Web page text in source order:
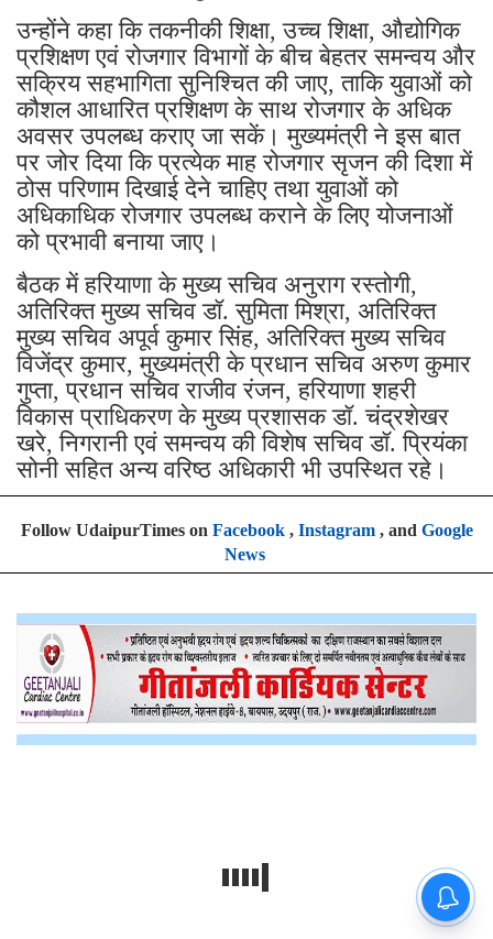
उन्होंने कहा कि तकनीकी शिक्षा, उच्च शिक्षा, औद्योगिक
प्रशिक्षण एवं रोजगार विभागों के बीच बेहतर समन्वय और
सक्रिय सहभागिता सुनिश्चित की जाए, ताकि युवाओं को
कौशल आधारित प्रशिक्षण के साथ रोजगार के अधिक
अवसर उपलब्ध कराए जा सकें। मुख्यमंत्री ने इस बात
पर जोर दिया कि प्रत्येक माह रोजगार सृजन की दिशा में
ठोस परिणाम दिखाई देने चाहिए तथा युवाओं को
अधिकाधिक रोजगार उपलब्ध कराने के लिए योजनाओं
को प्रभावी बनाया जाए।
बैठक में हरियाणा के मुख्य सचिव अनुराग रस्तोगी,
अतिरिक्त मुख्य सचिव डॉ. सुमिता मिश्रा, अतिरिक्त
मुख्य सचिव अपूर्व कुमार सिंह, अतिरिक्त मुख्य सचिव
विजेंद्र कुमार, मुख्यमंत्री के प्रधान सचिव अरुण कुमार
गुप्ता, प्रधान सचिव राजीव रंजन, हरियाणा शहरी
विकास प्राधिकरण के मुख्य प्रशासक डॉ. चंद्रशेखर
खरे, निगरानी एवं समन्वय की विशेष सचिव डॉ. प्रियंका
सोनी सहित अन्य वरिष्ठ अधिकारी भी उपस्थित रहे।
Follow UdaipurTimes on Facebook, Instagram, and Google
News